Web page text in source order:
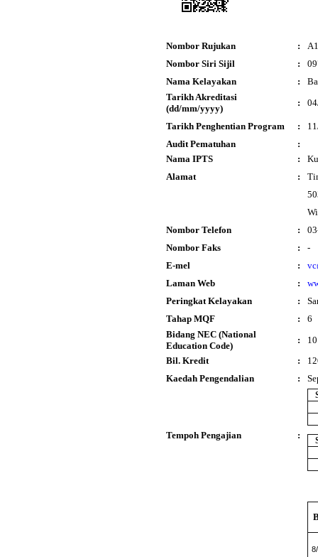
Nombor Rujukan :
Nombor Siri Sijil
:
Nama Kelayakan
:
Tarikh Akreditasi
(dd/mm/yyyy)
:
Tarikh Penghentian Program :
Audit Pematuhan
:
Nama IPTS
:
Alamat
:
Nombor Telefon
:
Nombor Faks
:
-
E-mel
:
Laman Web
:
Peringkat Kelayakan
:
Tahap MQF
:
6
Bidang NEC (National
Education Code)
:
Bil. Kredit
:
Kaedah Pengendalian
:
Tempoh Pengajian :